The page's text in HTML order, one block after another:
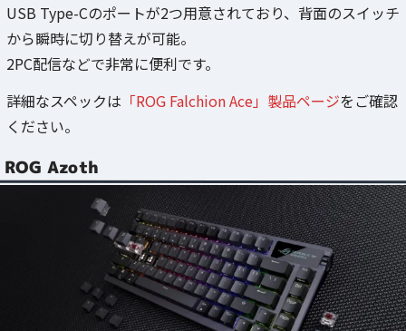
USB Type-Cのポートが2つ用意されており、背面のスイッチ
から瞬時に切り替えが可能。
2PC配信などで非常に便利です。
詳細なスペックは 「ROG Falchion Ace」製品ページをご確認
ください。
ROG Azoth